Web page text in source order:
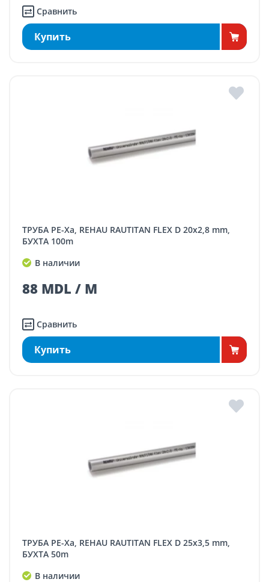
Сравнить
Купить
ТРУБА PE-Xa, REHAU RAUTITAN FLEX D 20x2,8 mm,
БУХТА 100m
В наличии
88 MDL / M
Сравнить
Купить
ТРУБА PE-Xa, REHAU RAUTITAN FLEX D 25x3,5 mm,
БУХТА 50m
В наличии